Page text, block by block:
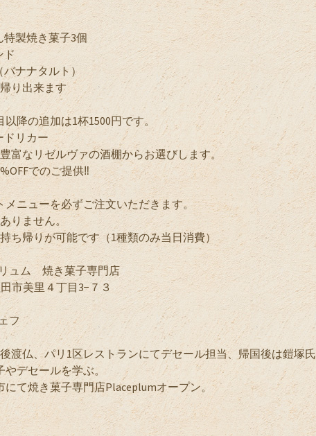
特製焼き菓子3個
ド
バナナタルト）
り出来ます
降の追加は1杯1500円です。
ドリカー
富なリゼルヴァの酒棚からお選びします。
でのご提供‼️
ニューを必ずご注文いただきます。
りません。
ち帰りが可能です（1種類のみ当日消費）
ュム 焼き菓子専門店
市美里４丁目3−７３
ェフ
渡仏、パリ1区レストランにてデセール担当、帰国後は鎧塚氏
デセールを学ぶ。
にて焼き菓子専門店Placeplumオープン。